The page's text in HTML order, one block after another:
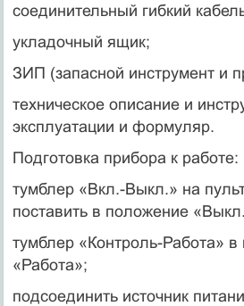
соединительный гибкий
укладочный ящик;
ЗИП (запасной инструмент и
техническое описание и
эксплуатации и формуляр.
Подготовка прибора к работе:
тумблер «Вкл.-Выкл.» на
поставить в положение
тумблер «Контроль-Работа»
«Работа»;
подсоединить источник